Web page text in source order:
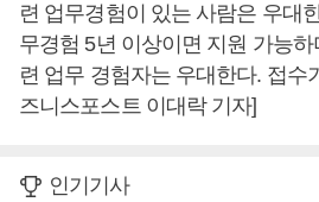
련 업무경험이 있는 사람은 우대
무경험 5년 이상이면 지원 가능
련 업무 경험자는 우대한다. 접수
즈니스포스트 이대락 기자]
인기기사